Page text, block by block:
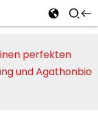
perfekten
und Agathonbio